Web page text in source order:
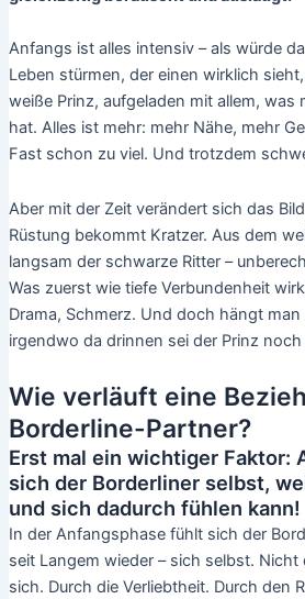
Anfangs ist alles intensiv – als würde
Leben stürmen, der einen wirklich
weiße Prinz, aufgeladen mit allem, was
hat. Alles ist mehr: mehr Nähe, mehr
Fast schon zu viel. Und trotzdem
Aber mit der Zeit verändert sich das
Rüstung bekommt Kratzer. Aus dem
langsam der schwarze Ritter –
Was zuerst wie tiefe Verbundenheit
Drama, Schmerz. Und doch hängt
irgendwo da drinnen sei der Prinz
Wie verläuft eine
Borderline-Partner?
Erst mal ein wichtiger Faktor:
sich der Borderliner selbst,
und sich dadurch fühlen kann!
In der Anfangsphase fühlt sich der
seit Langem wieder – sich selbst.
sich. Durch die Verliebtheit. Durch den